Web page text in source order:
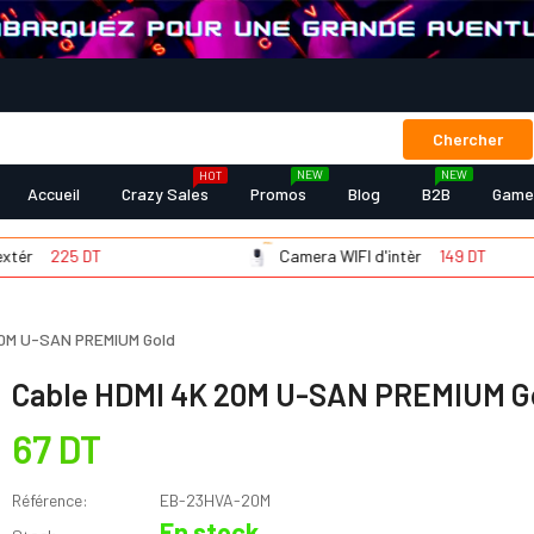
Chercher
Accueil Crazy Sales
HOT
Promos
NEW
Blog B2B
NEW
DT Camera WIFI d'intèr 149 DT
U-SAN PREMIUM Gold
Cable HDMI 4K 20M U-SAN PREMIUM
67 DT
Référence:
EB-23HVA-20M